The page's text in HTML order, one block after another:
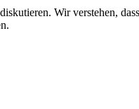
Wir verstehen,